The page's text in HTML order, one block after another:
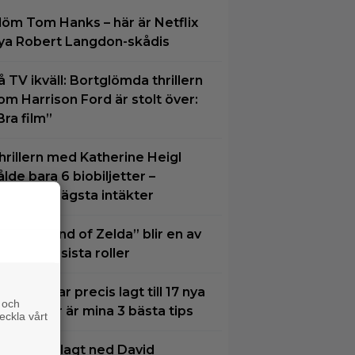
Tom Hanks – här är Netflix
Robert Langdon-skådis
TV ikväll: Bortglömda thrillern
Harrison Ford är stolt över:
film”
med Katherine Heigl
bara 6 biobiljetter –
lägsta intäkter
Legend of Zelda” blir en av
Neills sista roller
Play har precis lagt till 17 nya
– här är mina 3 bästa tips
har lagt ned David
vårt